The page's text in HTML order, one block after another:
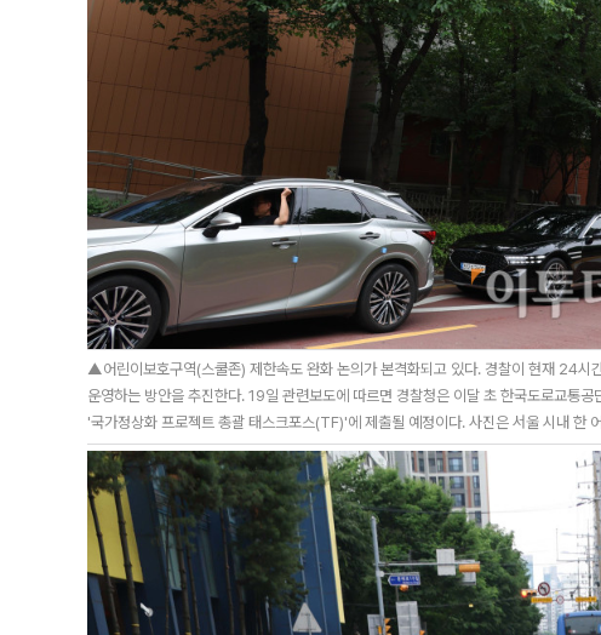
▲어린이보호구역(스쿨존) 제한속도 완화 논의가 본격화되고 있다. 경찰이 현재 24
운영하는 방안을 추진한다. 19일 관련보도에 따르면 경찰청은 이달 초 한국도로교통
'국가정상화 프로젝트 총괄 태스크포스(TF)'에 제출될 예정이다. 사진은 서울 시내